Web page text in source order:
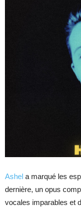
Ashel a marqué les
dernière, un opus
vocales imparables et